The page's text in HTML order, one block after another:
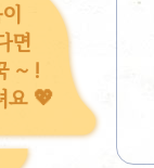
면
~ !
요 💖